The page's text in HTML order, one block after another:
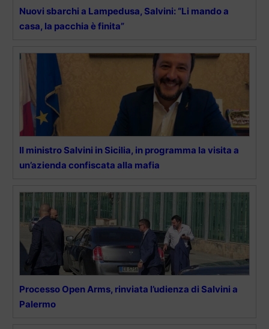
Nuovi sbarchi a Lampedusa, Salvini: “Li mando a
casa, la pacchia è finita”
Il ministro Salvini in Sicilia, in programma la visita a
un’azienda confiscata alla mafia
Processo Open Arms, rinviata l’udienza di Salvini a
Palermo